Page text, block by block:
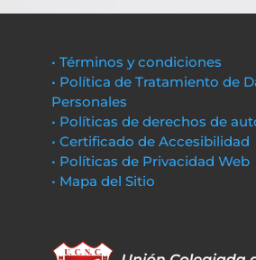
• Términos y condiciones
• Política de Tratamiento de
Personales
• Políticas de derechos de
• Certificado de Accesibilidad
• Políticas de Privacidad Web
• Mapa del Sitio